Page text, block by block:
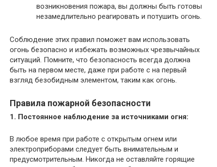
возникновения пожара, вы должны быть готовы
незамедлительно реагировать и потушить огонь.
Соблюдение этих правил поможет вам использовать
огонь безопасно и избежать возможных чрезвычайных
ситуаций. Помните, что безопасность всегда должна
быть на первом месте, даже при работе с на первый
взгляд безобидным элементом, таким как огонь.
Правила пожарной безопасности
1. Постоянное наблюдение за источниками огня:
В любое время при работе с открытым огнем или
электроприборами следует быть внимательным и
предусмотрительным. Никогда не оставляйте горящие